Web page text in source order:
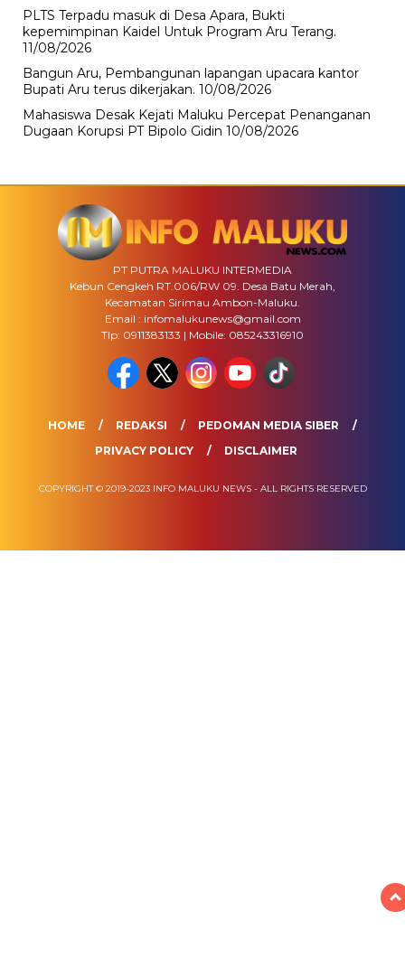
PLTS Terpadu masuk di Desa Apara, Bukti
kepemimpinan Kaidel Untuk Program Aru Terang.
11/08/2026
Bangun Aru, Pembangunan lapangan upacara kantor
Bupati Aru terus dikerjakan. 10/08/2026
Mahasiswa Desak Kejati Maluku Percepat Penanganan
Dugaan Korupsi PT Bipolo Gidin 10/08/2026
PT PUTRA MALUKU INTERMEDIA
Kebun Cengkeh RT.006/RW 09. Desa Batu Merah,
Kecamatan Sirimau Ambon-Maluku.
Email : infomalukunews@gmail.com
Tlp: 0911383133 | Mobile: 085243316910
HOME REDAKSI
PEDOMAN MEDIA SIBER
PRIVACY POLICY
DISCLAIMER
COPYRIGHT © 2019-2023 INFO MALUKU NEWS - ALL RIGHTS RESERVED